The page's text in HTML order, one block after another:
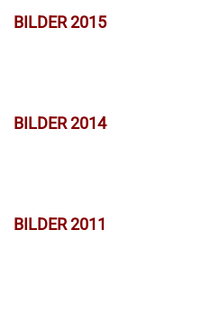
BILDER 2015
BILDER 2014
BILDER 2011